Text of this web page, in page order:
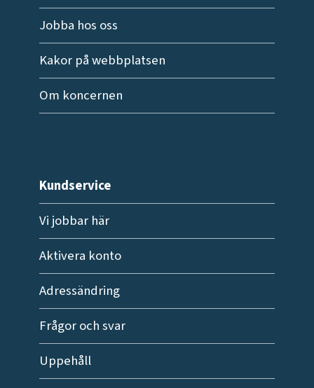
Jobba hos oss
Kakor på webbplatsen
Om koncernen
Kundservice
Vi jobbar här
Aktivera konto
Adressändring
Frågor och svar
Uppehåll